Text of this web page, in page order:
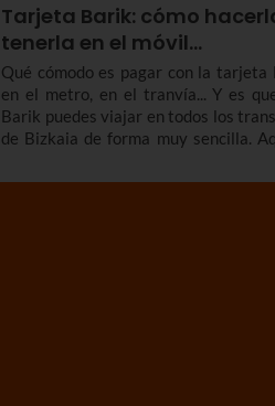
Tarjeta Barik: cómo
tenerla en el móvil...
Qué cómodo es pagar con la tarjeta
en el metro, en el tranvía... Y es
Barik puedes viajar en todos los
de Bizkaia de forma muy sencilla.
hay, cómo tener la tarjeta Barik en